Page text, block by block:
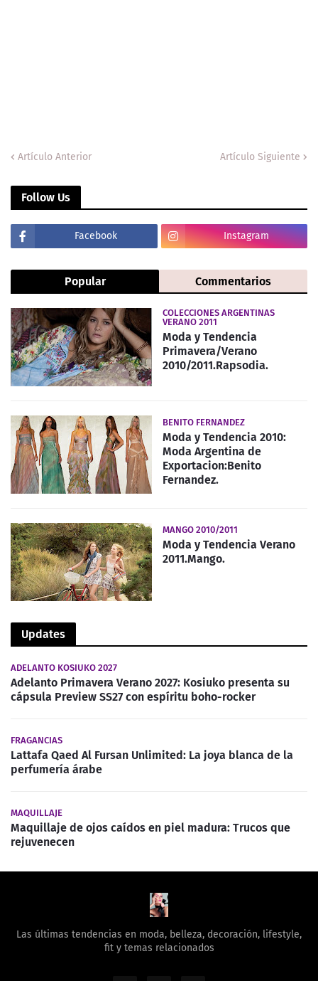
Artículo Anterior Artículo Siguiente
Follow Us
Facebook Instagram
Popular Commentarios
COLECCIONES ARGENTINAS
VERANO 2011
Moda y Tendencia
Primavera/Verano
2010/2011.Rapsodia.
BENITO FERNANDEZ
Moda y Tendencia 2010:
Moda Argentina de
Exportacion:Benito
Fernandez.
MANGO 2010/2011
Moda y Tendencia Verano
2011.Mango.
Updates
ADELANTO KOSIUKO 2027
Adelanto Primavera Verano 2027: Kosiuko presenta su
cápsula Preview SS27 con espíritu boho-rocker
FRAGANCIAS
Lattafa Qaed Al Fursan Unlimited: La joya blanca de la
perfumería árabe
MAQUILLAJE
Maquillaje de ojos caídos en piel madura: Trucos que
rejuvenecen
Las últimas tendencias en moda, belleza, decoración, lifestyle,
fit y temas relacionados